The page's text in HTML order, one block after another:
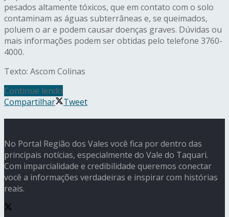
pesados altamente tóxicos, que em contato com o solo
contaminam as águas subterrâneas e, se queimados,
poluem o ar e podem causar doenças graves. Dúvidas ou
mais informações podem ser obtidas pelo telefone 3760-
4000.
Texto: Ascom Colinas
Continue lendo
Compartilhar
Tweet
No Portal Região dos Vales você fica por dentro das
principais notícias, especialmente do Vale do Taquari.
Com imparcialidade e credibilidade queremos conectar
você a informações verdadeiras e inspirar com histórias
reais.